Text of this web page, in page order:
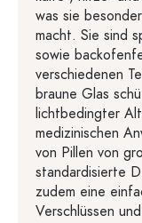
was sie
macht. Sie sind
sowie
verschiedenen
braune Glas
lichtbedingter
medizinischen
von Pillen von
standardisierte
zudem eine
Verschlüssen